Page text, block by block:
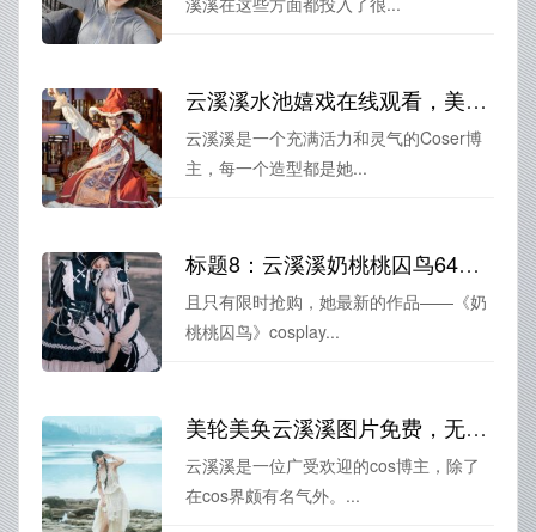
云溪溪水池嬉戏在线观看，美图展示全方位
云溪溪是一个充满活力和灵气的Coser博
主，每一个造型都是她...
标题8：云溪溪奶桃桃囚鸟64图，限量套装限时发售，速来抢购
且只有限时抢购，她最新的作品——《奶
桃桃囚鸟》cosplay...
美轮美奂云溪溪图片免费，无与伦比的视觉盛宴。
云溪溪是一位广受欢迎的cos博主，除了
在cos界颇有名气外。...